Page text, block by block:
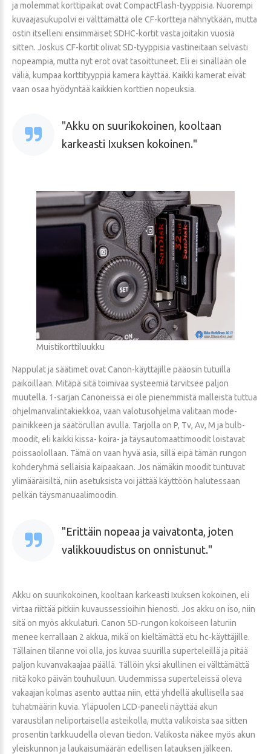
ja molemmat korttipaikat ovat CompactFlash-tyyppisia. Nuorempi
kuvaajasukupolvi ei välttämättä ole CF-kortteja nähnytkään, mutta
ostin itselleni ensimmäiset SDHC-kortit vasta joitakin vuosia
sitten. Joskus CF-kortit olivat SD-tyyppisia vastineitaan selvästi
nopeampia, mutta nyt erot ovat tasoittuneet. Eli ei sinällään ole
väliä, kumpaa korttityyppiä kamera käyttää. Kaikki kamerat eivät
vaan osaa hyödyntää kaikkien korttien nopeuksia.
Akku on suurikokoinen, kooltaan
karkeasti Ixuksen kokoinen.
Muistikorttiluukku
Nappulat ja säätimet ovat Canon-käyttäjille pääosin tutuilla
paikoillaan. Mitäpä sitä toimivaa systeemiä tarvitsee paljon
muutella. 1-sarjan Canoneissa ei ole pienemmistä malleista tuttua
ohjelmanvalintakiekkoa, vaan valotusohjelma valitaan mode-
painikkeen ja säätörullan avulla. Tarjolla on P, Tv, Av, M ja bulb-
moodit, eli kaikki kissa- koira- ja täysautomaattimoodit loistavat
poissaolollaan. Tämä on vaan hyvä asia, sillä eipä tämän rungon
kohderyhmä sellaisia kaipaakaan. Jos nämäkin moodit tuntuvat
ylimääräisiltä, niin asetuksista voi jättää käyttöön halutessaan
pelkän täysmanuaalimoodin.
Erittäin nopeaa ja vaivatonta, joten
valikkouudistus on onnistunut.
Akku on suurikokoinen, kooltaan karkeasti Ixuksen kokoinen, eli
virtaa riittää pitkiin kuvaussessioihin hienosti. Jos akku on iso, niin
sitä on myös akkulaturi. Canon 5D-rungon kokoiseen laturiin
menee kerrallaan 2 akkua, mikä on kieltämättä etu hc-käyttäjille.
Tällainen tilanne voi olla, jos kuvaa suurilla superteleillä ja pitää
paljon kuvanvakaajaa päällä. Tällöin yksi akullinen ei välttämättä
riitä koko päivän touhuiluun. Uudemmissa superteleissä oleva
vakaajan kolmas asento auttaa niin, että yhdellä akullisella saa
tuhatmäärin kuvia. Yläpuolen LCD-paneeli näyttää akun
varaustilan neliportaisella asteikolla, mutta valikoista saa sitten
prosentin tarkkuudella olevan tiedon. Valikosta näkee myös akun
yleiskunnon ja laukaisumäärän edellisen latauksen jälkeen.